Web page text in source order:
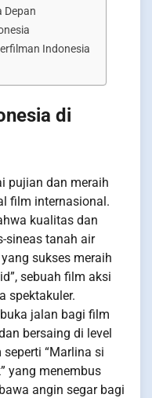
Depan
Indonesia
di
pujian dan meraih
film internasional.
kualitas dan
sineas tanah air
sukses meraih
sebuah film aksi
spektakuler.
jalan bagi film
bersaing di level
“Marlina si
yang menembus
angin segar bagi